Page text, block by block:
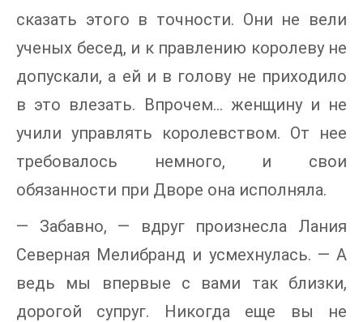
сказать этого в точности. Они не вели
ученых бесед, и к правлению королеву не
допускали, а ей и в голову не приходило
в это влезать. Впрочем… женщину и не
учили управлять королевством. От нее
требовалось немного, и свои
обязанности при Дворе она исполняла.
— Забавно, — вдруг произнесла Лания
Северная Мелибранд и усмехнулась. — А
ведь мы впервые с вами так близки,
дорогой супруг. Никогда еще вы не